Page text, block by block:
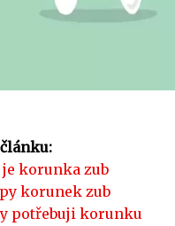
je korunka zub
korunek zub
potřebuji korunku